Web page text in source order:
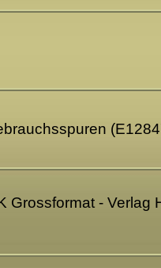
Grossformat - Verlag